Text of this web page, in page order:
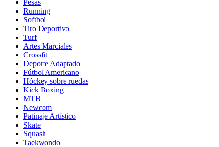
Pesas
Running
Softbol
Tiro Deportivo
Turf
Artes Marciales
Crossfit
Deporte Adaptado
Fútbol Americano
Hóckey sobre ruedas
Kick Boxing
MTB
Newcom
Patinaje Artístico
Skate
Squash
Taekwondo